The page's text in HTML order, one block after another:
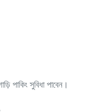
পাকিং সুবিধা পাবেন।